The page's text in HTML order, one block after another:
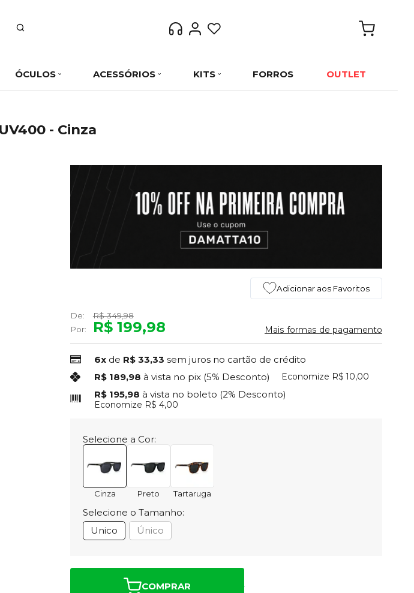
ÓCULOS ACESSÓRIOS KITS FORROS OUTLET
- Cinza
Adicionar aos Favoritos
De:
R$ 349,98
Por:
R$ 199,98 Mais formas de pagamento
6x de R$ 33,33 sem juros no cartão de crédito
R$ 189,98 à vista no pix (5% Desconto) Economize R$ 10,00
R$ 195,98 à vista no boleto (2% Desconto)
Economize R$ 4,00
Selecione a Cor:
Cinza Preto Tartaruga
Selecione o Tamanho:
Unico
Único
COMPRAR